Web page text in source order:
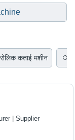
कताई मशीन
| Supplier